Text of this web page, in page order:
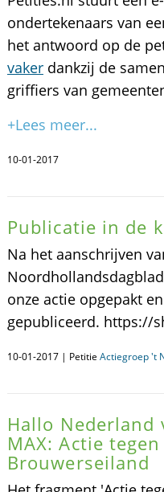
ondertekenaars van
het antwoord op de
vakerdankzij de
griffiers van
+Lees meer...
10-01-2017
Publicatie in de
Na het aanschrijven
onze actie opgepakt
gepubliceerd. https://
10-01-2017 | Petitie Actiegroep 't
Hallo Nederland
MAX: Actie
Brouwerseiland